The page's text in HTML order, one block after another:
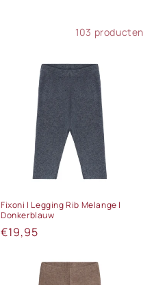
103 producten
Fixoni | Legging Rib Melange |
Donkerblauw
Normale
€19,95